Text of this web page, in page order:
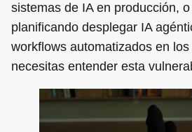
sistemas de IA en producción,
planificando desplegar IA
workflows automatizados en
necesitas entender esta